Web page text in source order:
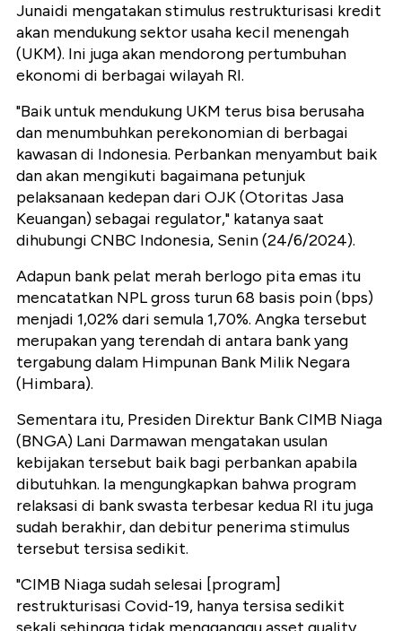
Junaidi mengatakan stimulus restrukturisasi kredit
akan mendukung sektor usaha kecil menengah
(UKM). Ini juga akan mendorong pertumbuhan
ekonomi di berbagai wilayah RI.
"Baik untuk mendukung UKM terus bisa berusaha
dan menumbuhkan perekonomian di berbagai
kawasan di Indonesia. Perbankan menyambut baik
dan akan mengikuti bagaimana petunjuk
pelaksanaan kedepan dari OJK (Otoritas Jasa
Keuangan) sebagai regulator," katanya saat
dihubungi CNBC Indonesia, Senin (24/6/2024).
Adapun bank pelat merah berlogo pita emas itu
mencatatkan NPL gross turun 68 basis poin (bps)
menjadi 1,02% dari semula 1,70%. Angka tersebut
merupakan yang terendah di antara bank yang
tergabung dalam Himpunan Bank Milik Negara
(Himbara).
Sementara itu, Presiden Direktur Bank CIMB Niaga
(BNGA) Lani Darmawan mengatakan usulan
kebijakan tersebut baik bagi perbankan apabila
dibutuhkan. Ia mengungkapkan bahwa program
relaksasi di bank swasta terbesar kedua RI itu juga
sudah berakhir, dan debitur penerima stimulus
tersebut tersisa sedikit.
"CIMB Niaga sudah selesai [program]
restrukturisasi Covid-19, hanya tersisa sedikit